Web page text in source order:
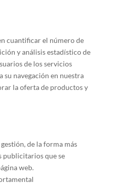
cuantificar el número de
y análisis estadístico de
de los servicios
su navegación en nuestra
la oferta de productos y
de la forma más
publicitarios que se
web.